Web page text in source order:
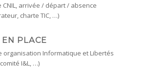
CNIL, arrivée / départ / absence
charte TIC, …)
PLACE
organisation Informatique et Libertés
I&L, …)